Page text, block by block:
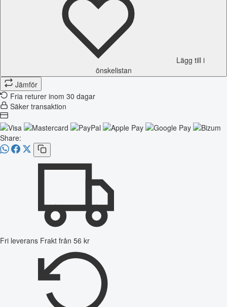
Lägg till i
önskelistan
Jämför
Fria returer inom 30 dagar
Säker transaktion
Share:
Fri leverans Frakt från 56 kr